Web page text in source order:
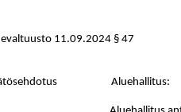
11.09.2024 § 47
Aluehallitus: